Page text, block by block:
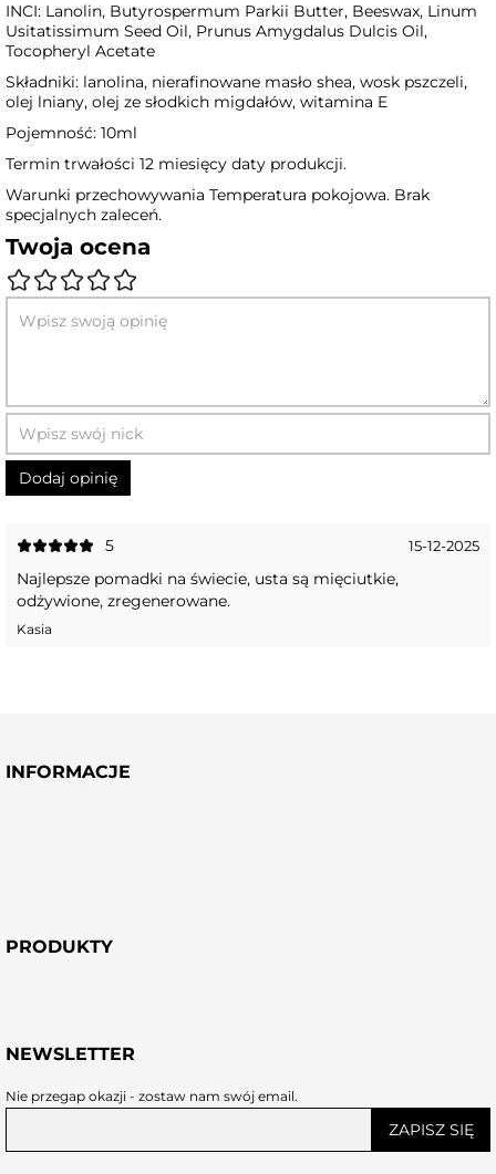
INCI: Lanolin, Butyrospermum Parkii Butter, Beeswax, Linum
Usitatissimum Seed Oil, Prunus Amygdalus Dulcis Oil,
Tocopheryl Acetate
Składniki: lanolina, nierafinowane masło shea, wosk pszczeli,
olej lniany, olej ze słodkich migdałów, witamina E
Pojemność: 10ml
Termin trwałości 12 miesięcy daty produkcji.
Warunki przechowywania Temperatura pokojowa. Brak
specjalnych zaleceń.
Twoja ocena
5 15-12-2025
Najlepsze pomadki na świecie, usta są mięciutkie,
odżywione, zregenerowane.
Kasia
INFORMACJE
PRODUKTY
NEWSLETTER
Nie przegap okazji - zostaw nam swój email.
ZAPISZ SIĘ